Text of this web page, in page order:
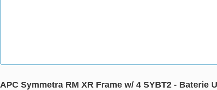
APC Symmetra RM XR Frame w/ 4 SYBT2 - Baterie